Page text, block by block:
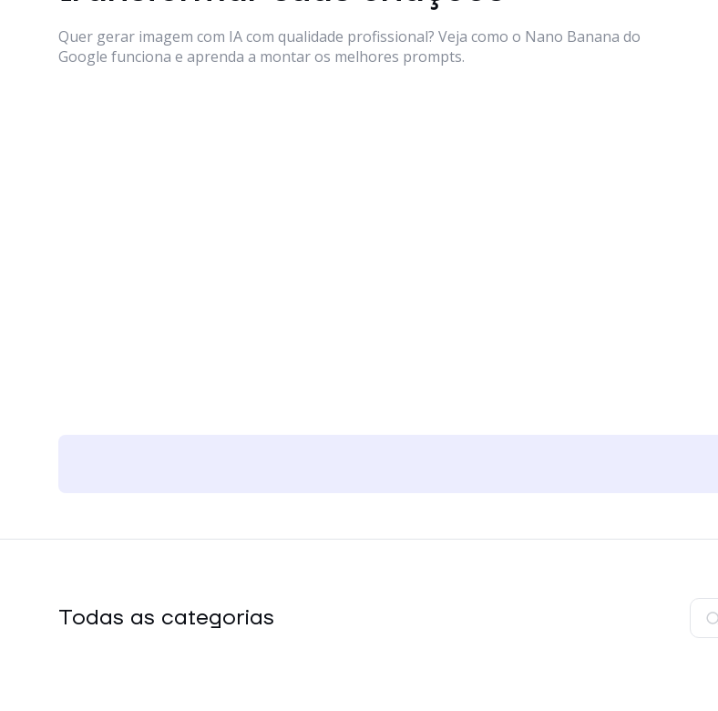
Quer gerar imagem com IA com qualidade profissional? Veja como o Nano Banana do
Google funciona e aprenda a montar os melhores prompts.
Todas as categorias